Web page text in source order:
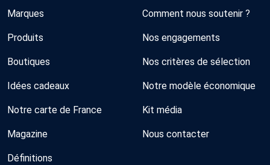
Marques
Produits
Boutiques
Idées cadeaux
Notre carte de France
Magazine
Définitions
Comment nous soutenir ?
Nos engagements
Nos critères de sélection
Notre modèle économique
Kit média
Nous contacter